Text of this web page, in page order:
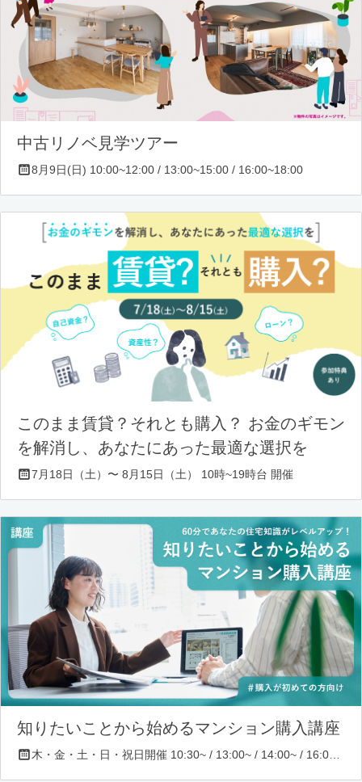
中古リノベ見学ツアー
8月9日(日) 10:00~12:00 / 13:00~15:00 / 16:00~18:00
このまま賃貸？それとも購入？ お金のギモン
を解消し、あなたにあった最適な選択を
7月18日（土）〜 8月15日（土） 10時~19時台 開催
知りたいことから始めるマンション購入講座